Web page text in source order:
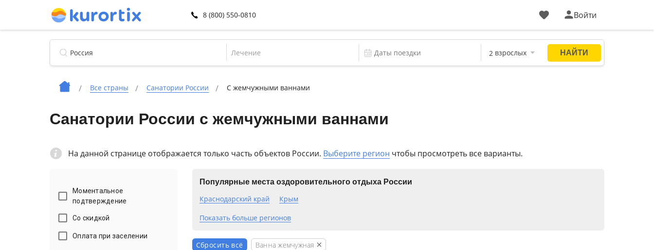
8 (800) 550-0810 Войти
Лечение
Все страны Санатории России С жемчужными ваннами
Санатории России с жемчужными ваннами
На данной странице отображается только часть объектов России. Выберите регион чтобы просмотреть все варианты.
Моментальное
подтверждение
Со скидкой
Оплата при заселении
Популярные места оздоровительного отдыха России
Краснодарский край Крым
Показать больше регионов
Сбросить всё Ванна жемчужная